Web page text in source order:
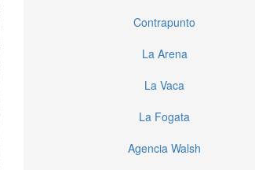
Contrapunto
La Arena
La Vaca
La Fogata
Agencia Walsh